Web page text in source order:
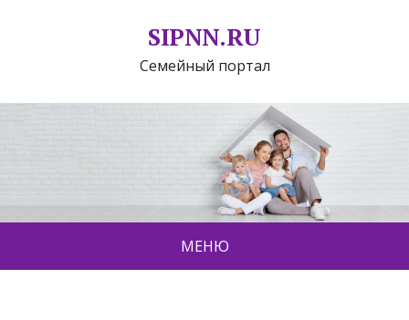
SIPNN.RU
Семейный портал
МЕНЮ